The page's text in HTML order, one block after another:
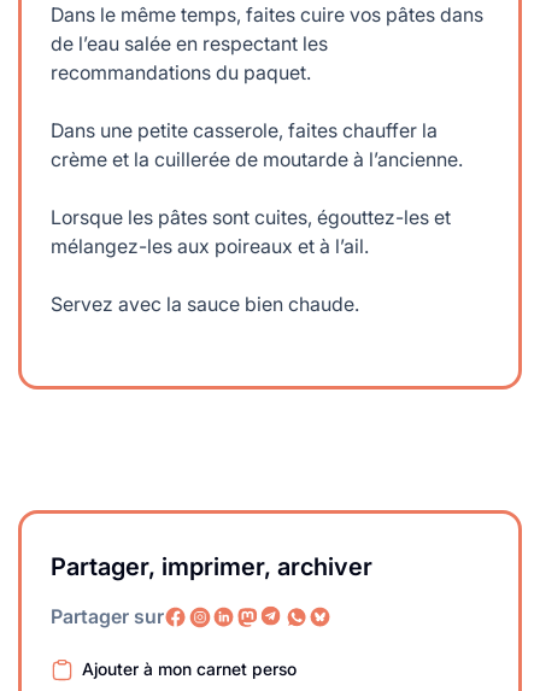
Dans le même temps, faites cuire vos pâtes dans
de l’eau salée en respectant les
recommandations du paquet.
Dans une petite casserole, faites chauffer la
crème et la cuillerée de moutarde à l’ancienne.
Lorsque les pâtes sont cuites, égouttez-les et
mélangez-les aux poireaux et à l’ail.
Servez avec la sauce bien chaude.
Partager, imprimer, archiver
Partager sur
Ajouter à mon carnet perso